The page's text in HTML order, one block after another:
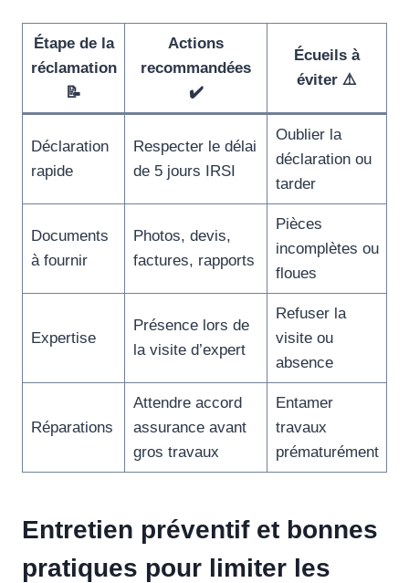
Étape de la
réclamation
📝
Actions
recommandées
✔️
Écueils à
éviter ⚠️
Déclaration
rapide
Respecter le délai
de 5 jours IRSI
Oublier la
déclaration ou
tarder
Documents
à fournir
Photos, devis,
factures, rapports
Pièces
incomplètes ou
floues
Expertise
Présence lors de
la visite d’expert
Refuser la
visite ou
absence
Réparations
Attendre accord
assurance avant
gros travaux
Entamer
travaux
prématurément
Entretien préventif et bonnes
pratiques pour limiter les